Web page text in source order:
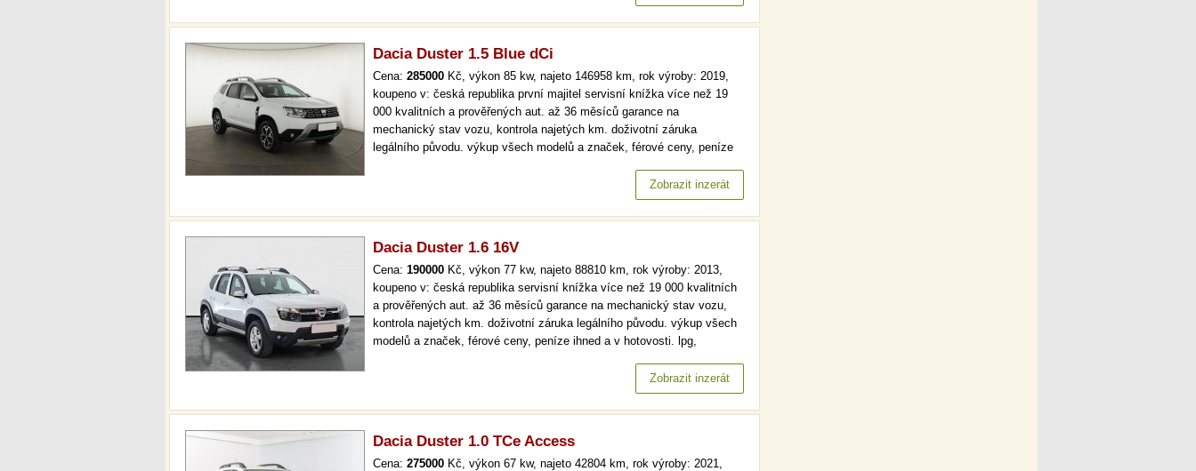
Dacia Duster 1.5 Blue dCi
Cena: 285000 Kč, výkon 85 kw, najeto 146958 km, rok výroby: 2019,
koupeno v: česká republika první majitel servisní knížka více než 19
000 kvalitních a prověřených aut. až 36 měsíců garance na
mechanický stav vozu, kontrola najetých km. doživotní záruka
legálního původu. výkup všech modelů a značek, férové ceny, peníze
kvalitních a prověřených aut. až 36 měsíců garance na mechanický
Zobrazit inzerát
Dacia Duster 1.6 16V
Cena: 190000 Kč, výkon 77 kw, najeto 88810 km, rok výroby: 2013,
koupeno v: česká republika servisní knížka více než 19 000 kvalitních
a prověřených aut. až 36 měsíců garance na mechanický stav vozu,
kontrola najetých km. doživotní záruka legálního původu. výkup všech
modelů a značek, férové ceny, peníze ihned a v hotovosti. lpg,
až 36 měsíců garance na mechanický stav vozu, kontrola…Zobrazit inzerát
Dacia Duster 1.0 TCe Access
Cena: 275000 Kč, výkon 67 kw, najeto 42804 km, rok výroby: 2021,